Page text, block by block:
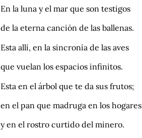
En la luna y el mar que son testigos
de la eterna canción de las ballenas.
Esta allí, en la sincronía de las aves
que vuelan los espacios infinitos.
Esta en el árbol que te da sus frutos;
en el pan que madruga en los hogares
y en el rostro curtido del minero.